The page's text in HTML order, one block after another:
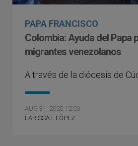
PAPA FRANCISCO
Colombia: Ayuda del Papa
migrantes venezolanos
A través de la diócesis de
AUG 31, 2020 12:00
LARISSA I. LÓPEZ